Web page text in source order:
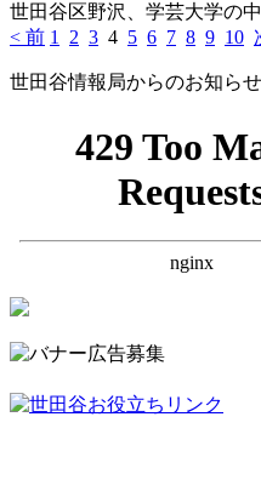
世田谷区野沢、学芸大学の
< 前 1 2 3 4 5 6 7 8 9 10
世田谷情報局からのお知らせ